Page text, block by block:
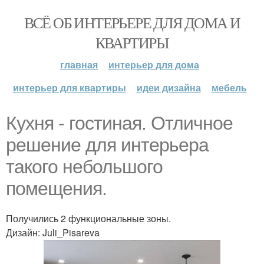
ВСЁ ОБ ИНТЕРЬЕРЕ ДЛЯ ДОМА И
КВАРТИРЫ
главная
интерьер для дома
интерьер для квартиры
идеи дизайна мебель
Кухня - гостиная. Отличное
решение для интерьера
такого небольшого
помещения.
Получились 2 функциональные зоны.
Дизайн: Juli_Pisareva